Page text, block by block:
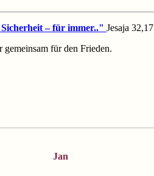
– für immer.." Jesaja 32,17
für den Frieden.
Jan